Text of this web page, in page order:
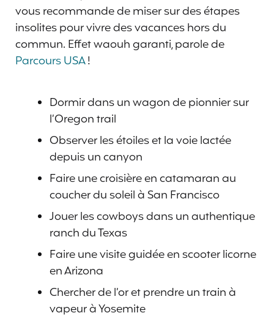
vous recommande de miser sur des étapes
insolites pour vivre des vacances hors du
commun. Effet waouh garanti, parole de
Parcours USA!
Dormir dans un wagon de pionnier sur
l’Oregon trail
Observer les étoiles et la voie lactée
depuis un canyon
Faire une croisière en catamaran au
coucher du soleil à San Francisco
Jouer les cowboys dans un authentique
ranch du Texas
Faire une visite guidée en scooter licorne
en Arizona
Chercher de l’or et prendre un train à
vapeur à Yosemite